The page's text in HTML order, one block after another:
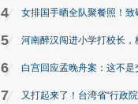
4 女排国手晒全队聚餐照！
5 河南醉汉闯进小学打校长
6 白宫回应孟晚舟案：这不是
7 又打起来了！台湾省“行政